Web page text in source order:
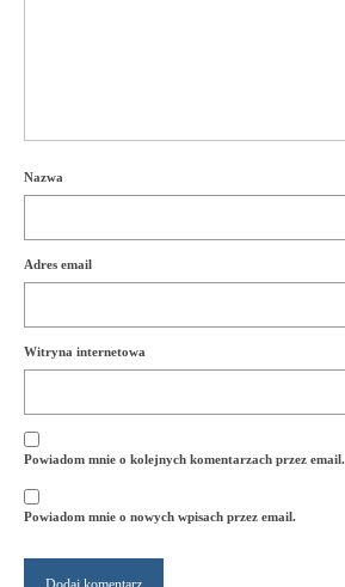
Nazwa
Adres email
Witryna internetowa
Powiadom mnie o kolejnych komentarzach przez email.
Powiadom mnie o nowych wpisach przez email.